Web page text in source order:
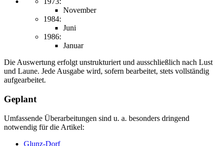
November
1984:
Juni
1986:
Januar
Die Auswertung erfolgt unstrukturiert und ausschließlich nach Lust
und Laune. Jede Ausgabe wird, sofern bearbeitet, stets vollständig
aufgearbeitet.
Geplant
Umfassende Überarbeitungen sind u. a. besonders dringend
notwendig für die Artikel:
Glunz-Dorf